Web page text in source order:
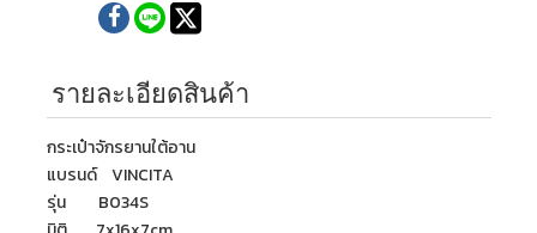
รายละเอียดสินค้า
กระเป๋าจักรยานใต้อาน
แบรนด์ VINCITA
รุ่น B034S